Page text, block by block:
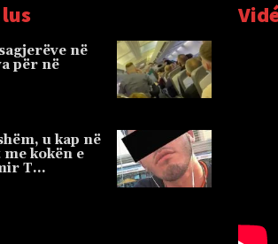
në
për në
u kap në
kokën e
T…